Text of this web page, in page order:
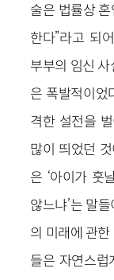
술은 법률상
한다”라고 되
부부의 임신
은 폭발적이었
격한 설전을
많이 띄었던
은 ‘아이가 훗
않느냐’는 말
의 미래에 관
들은 자연스럽